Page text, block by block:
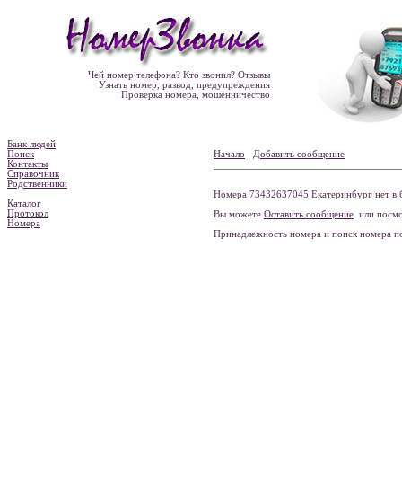
Чей номер телефона? Кто звонил? Отзывы
Узнать номер, развод, предупреждения
Проверка номера, мошенничество
Банк людей
Поиск
Контакты
Справочник
Родственники
Каталог
Протокол
Номера
Начало Добавить сообщение
Номера 73432637045 Екатеринбург нет в
Вы можете Оставить сообщение или
Принадлежность номера и поиск номера